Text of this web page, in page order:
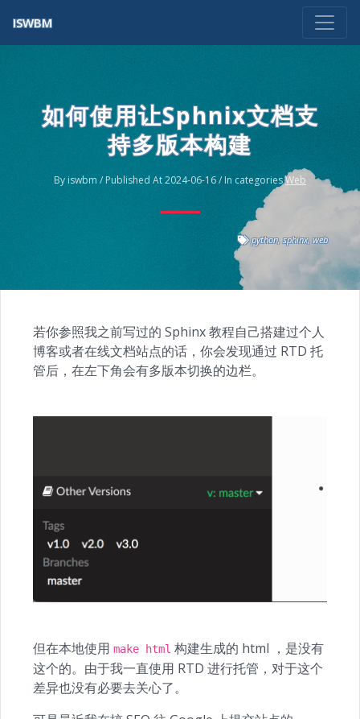
ISWBM
如何使用让Sphnix文档支
持多版本构建
By iswbm / Published At 2024-06-16 / In categoriesWeb
python,sphinx,web
若你参照我之前写过的 Sphinx 教程自己搭建过个人
博客或者在线文档站点的话，你会发现通过 RTD 托
管后，在左下角会有多版本切换的边栏。
但在本地使用 make html 构建生成的 html ，是没有
这个的。由于我一直使用 RTD 进行托管，对于这个
差异也没有必要去关心了。